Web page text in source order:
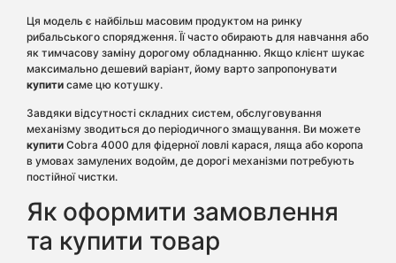
Ця модель є найбільш масовим продуктом на ринку
рибальського спорядження. Її часто обирають для навчання або
як тимчасову заміну дорогому обладнанню. Якщо клієнт шукає
максимально дешевий варіант, йому варто запропонувати
купити саме цю котушку.
Завдяки відсутності складних систем, обслуговування
механізму зводиться до періодичного змащування. Ви можете
купити Cobra 4000 для фідерної ловлі карася, ляща або коропа
в умовах замулених водойм, де дорогі механізми потребують
постійної чистки.
Як оформити замовлення
та купити товар